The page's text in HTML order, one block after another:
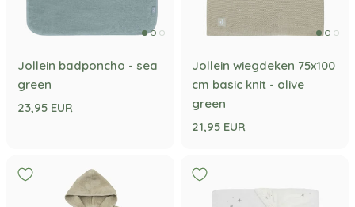
Jollein badponcho - sea
green
23,95 EUR
Jollein wiegdeken 75x100
cm basic knit - olive
green
21,95 EUR